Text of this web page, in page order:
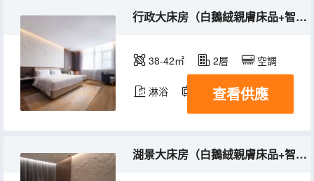
行政大床房（白鵝絨親膚床品+智能客控）
38-42㎡ 2層 空調
淋浴 電視機
查看供應
湖景大床房（白鵝絨親膚床品+智能客控）